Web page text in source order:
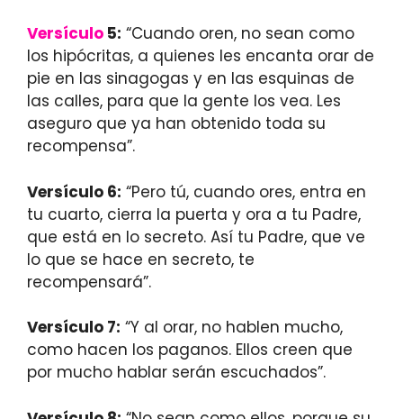
Versículo 5: “Cuando oren, no sean como
los hipócritas, a quienes les encanta orar de
pie en las sinagogas y en las esquinas de
las calles, para que la gente los vea. Les
aseguro que ya han obtenido toda su
recompensa”.
Versículo 6: “Pero tú, cuando ores, entra en
tu cuarto, cierra la puerta y ora a tu Padre,
que está en lo secreto. Así tu Padre, que ve
lo que se hace en secreto, te
recompensará”.
Versículo 7: “Y al orar, no hablen mucho,
como hacen los paganos. Ellos creen que
por mucho hablar serán escuchados”.